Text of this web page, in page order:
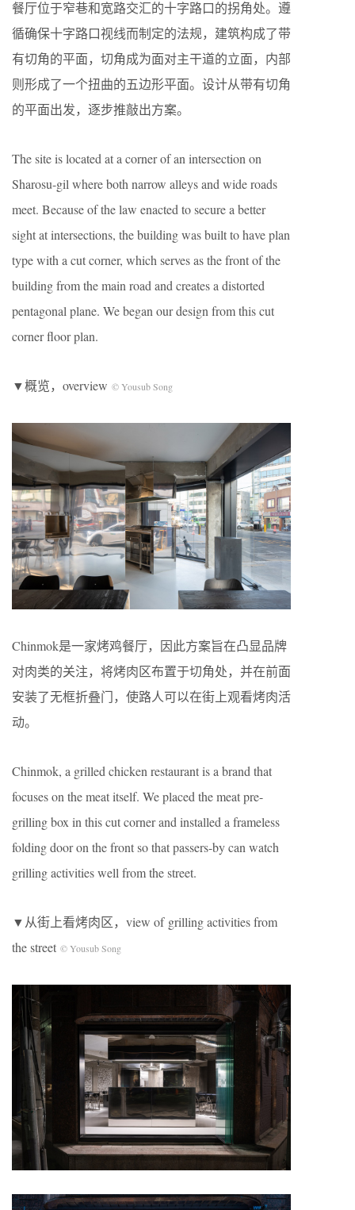
餐厅位于窄巷和宽路交汇的十字路口的拐角处。遵
循确保十字路口视线而制定的法规，建筑构成了带
有切角的平面，切角成为面对主干道的立面，内部
则形成了一个扭曲的五边形平面。设计从带有切角
的平面出发，逐步推敲出方案。
The site is located at a corner of an intersection on
Sharosu-gil where both narrow alleys and wide roads
meet. Because of the law enacted to secure a better
sight at intersections, the building was built to have plan
type with a cut corner, which serves as the front of the
building from the main road and creates a distorted
pentagonal plane. We began our design from this cut
corner floor plan.
▼概览，overview © Yousub Song
Chinmok是一家烤鸡餐厅，因此方案旨在凸显品牌
对肉类的关注，将烤肉区布置于切角处，并在前面
安装了无框折叠门，使路人可以在街上观看烤肉活
动。
Chinmok, a grilled chicken restaurant is a brand that
focuses on the meat itself. We placed the meat pre-
grilling box in this cut corner and installed a frameless
folding door on the front so that passers-by can watch
grilling activities well from the street.
▼从街上看烤肉区，view of grilling activities from
the street © Yousub Song